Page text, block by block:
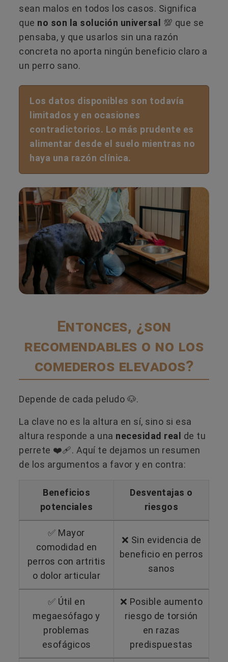
sean malos en todos los casos. Significa
que no son la solución universal
💯​ que se
pensaba, y que usarlos sin una razón
concreta no aporta ningún beneficio claro a
un perro sano.
Los datos disponibles son todavía
limitados y en ocasiones
contradictorios. Lo más prudente es
alimentar desde el suelo mientras no
haya una razón clínica.
Entonces, ¿son
recomendables o no los
comederos elevados?
Depende de cada peludo 🐶​.
La clave no es la altura en sí, sino si esa
altura responde a una necesidad real
de tu
perrete ❤️‍🩹​. Aquí te dejamos un resumen
de los argumentos a favor y en contra:
Beneficios
potenciales
Desventajas o
riesgos
✅ Mayor
comodidad en
perros con artritis
o dolor articular
❌ Sin evidencia de
beneficio en perros
sanos
✅ Útil en
megaesófago y
problemas
esofágicos
❌ Posible aumento
riesgo de torsión
en razas
predispuestas